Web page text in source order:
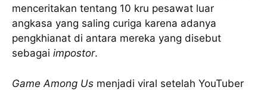
menceritakan tentang 10 kru pesawat luar
angkasa yang saling curiga karena adanya
pengkhianat di antara mereka yang disebut
sebagai impostor.
Game Among Us menjadi viral setelah YouTuber